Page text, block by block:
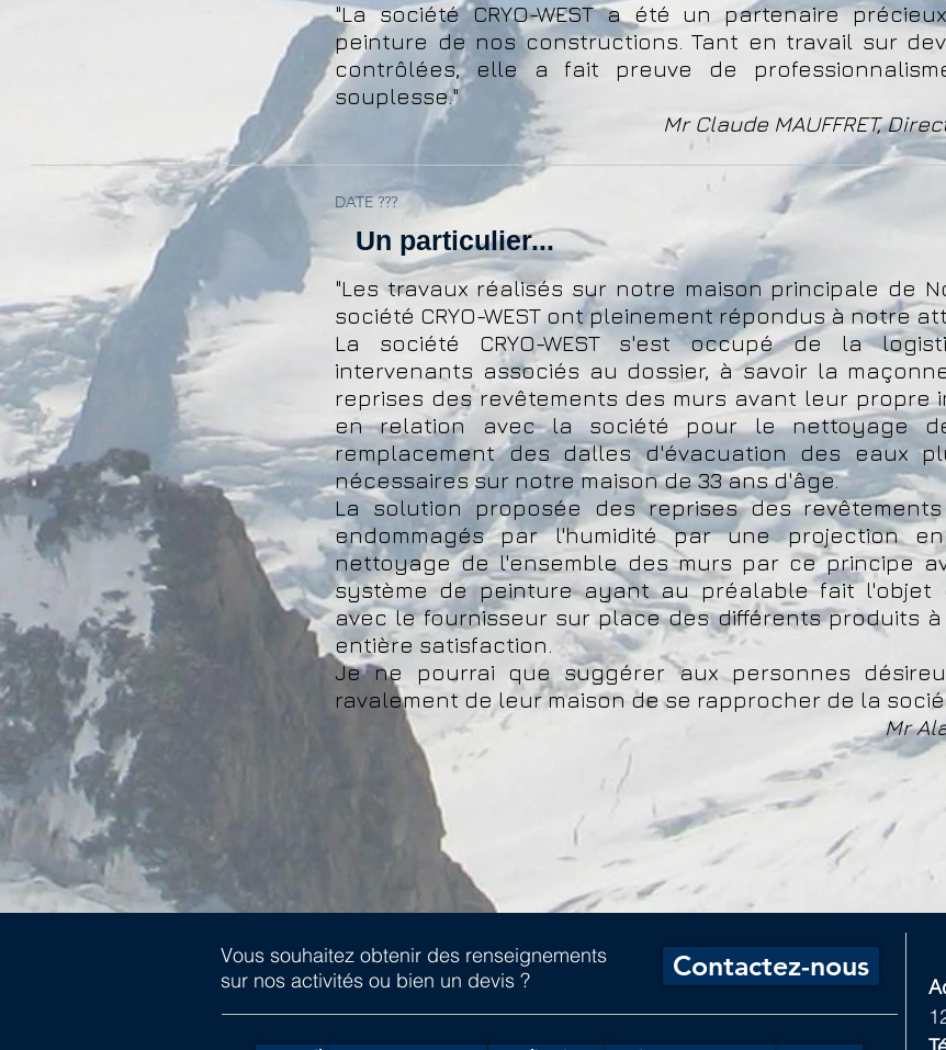
"La société CRYO-WEST a été un partenaire
peinture de nos constructions. Tant en travail sur
contrôlées, elle a fait preuve de
souplesse."
Mr Claude MAUFFRET,
DATE ???
Un particulier...
"Les travaux réalisés sur notre maison principale de
société CRYO-WEST ont pleinement répondus à notre
La société CRYO-WEST s'est occupé de la
intervenants associés au dossier, à savoir la
reprises des revêtements des murs avant leur propre
en relation avec la société pour le nettoyage
remplacement des dalles d'évacuation des eaux
nécessaires sur notre maison de 33 ans d'âge.
La solution proposée des reprises des
endommagés par l'humidité par une projection
nettoyage de l'ensemble des murs par ce principe
système de peinture ayant au préalable fait l'objet
avec le fournisseur sur place des différents produits
entière satisfaction.
Je ne pourrai que suggérer aux personnes
ravalement de leur maison de se rapprocher de la société
Mr
Vous souhaitez obtenir des renseignements
sur nos activités ou bien un devis ?
Contactez-nous